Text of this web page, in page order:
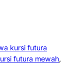
kursi futura
futura mewah